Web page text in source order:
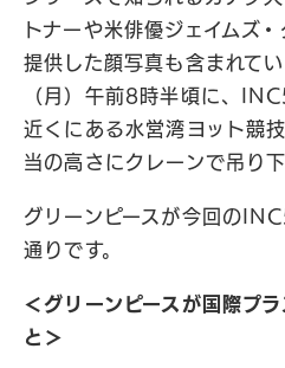
トナーや米俳優ジェイムズ
提供した顔写真も含まれて
（月）午前8時半頃に、
近くにある水営湾ヨット競
当の高さにクレーンで吊り
グリーンピースが今回の
通りです。
＜グリーンピースが国際プ
と＞